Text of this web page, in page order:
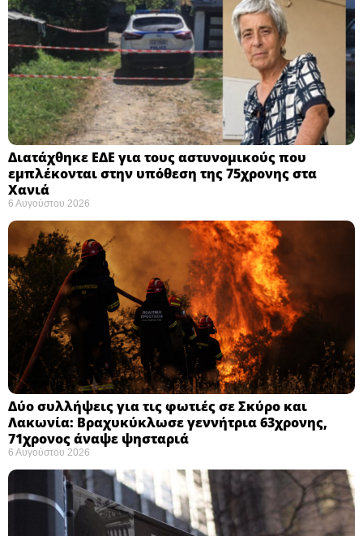
Διατάχθηκε ΕΔΕ για τους αστυνομικούς που
εμπλέκονται στην υπόθεση της 75χρονης στα
Χανιά
6 Αυγούστου 2026
Δύο συλλήψεις για τις φωτιές σε Σκύρο και
Λακωνία: Βραχυκύκλωσε γεννήτρια 63χρονης,
71χρονος άναψε ψησταριά
6 Αυγούστου 2026